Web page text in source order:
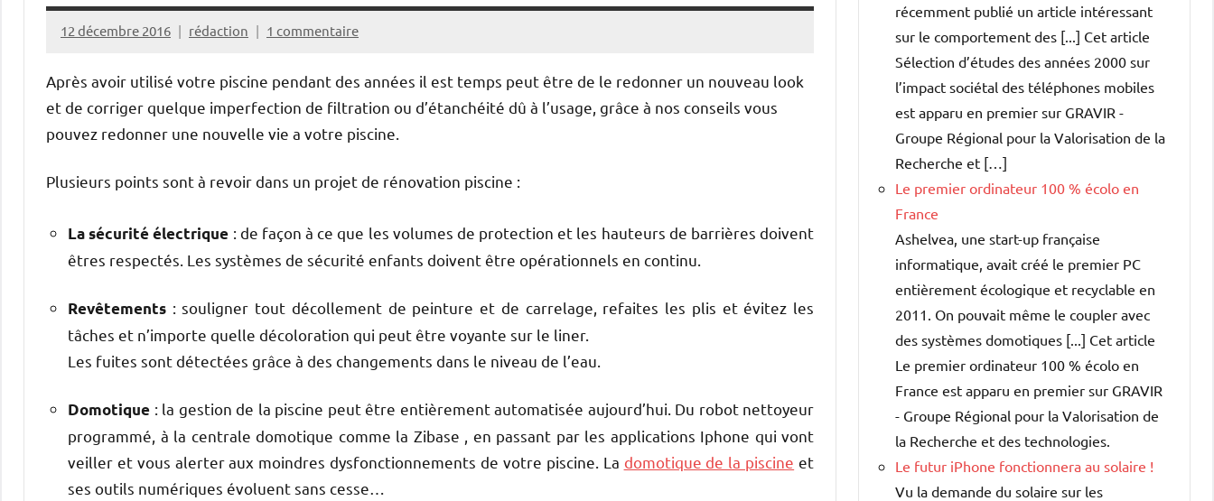
12 décembre 2016 rédaction 1 commentaire
Après avoir utilisé votre piscine pendant des années il est temps peut être de le redonner un nouveau look
et de corriger quelque imperfection de filtration ou d’étanchéité dû à l’usage, grâce à nos conseils vous
pouvez redonner une nouvelle vie a votre piscine.
Plusieurs points sont à revoir dans un projet de rénovation piscine :
La sécurité électrique : de façon à ce que les volumes de protection et les hauteurs de barrières doivent
êtres respectés. Les systèmes de sécurité enfants doivent être opérationnels en continu.
Revêtements : souligner tout décollement de peinture et de carrelage, refaites les plis et évitez les
tâches et n’importe quelle décoloration qui peut être voyante sur le liner.
Les fuites sont détectées grâce à des changements dans le niveau de l’eau.
Domotique : la gestion de la piscine peut être entièrement automatisée aujourd’hui. Du robot nettoyeur
programmé, à la centrale domotique comme la Zibase , en passant par les applications Iphone qui vont
veiller et vous alerter aux moindres dysfonctionnements de votre piscine. La domotique de la piscine et
ses outils numériques évoluent sans cesse…
récemment publié un article intéressant
sur le comportement des [...] Cet article
Sélection d’études des années 2000 sur
l’impact sociétal des téléphones mobiles
est apparu en premier sur GRAVIR -
Groupe Régional pour la Valorisation de la
Recherche et […]
Le premier ordinateur 100 % écolo en
France
Ashelvea, une start-up française
informatique, avait créé le premier PC
entièrement écologique et recyclable en
2011. On pouvait même le coupler avec
des systèmes domotiques [...] Cet article
Le premier ordinateur 100 % écolo en
France est apparu en premier sur GRAVIR
- Groupe Régional pour la Valorisation de
la Recherche et des technologies.
Le futur iPhone fonctionnera au solaire !
Vu la demande du solaire sur les